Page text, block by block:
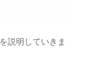
説明していきま